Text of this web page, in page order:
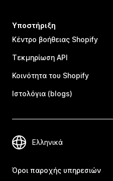
Υποστήριξη
Κέντρο βοήθειας Shopify
Τεκμηρίωση API
Κοινότητα του Shopify
Ιστολόγια (blogs)
Όροι παροχής υπηρεσιών